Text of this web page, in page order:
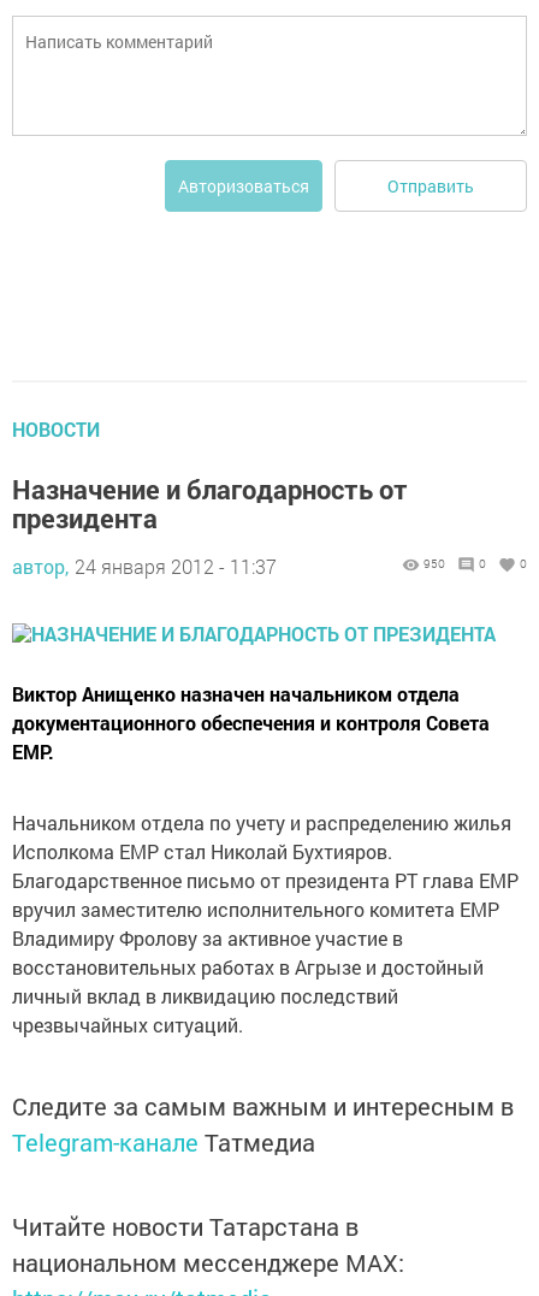
Авторизоваться Отправить
НОВОСТИ
Назначение и благодарность от
президента
автор, 24 января 2012 - 11:37 950 0 0
Виктор Анищенко назначен начальником отдела
документационного обеспечения и контроля Совета
ЕМР.
Начальником отдела по учету и распределению жилья
Исполкома ЕМР стал Николай Бухтияров.
Благодарственное письмо от президента РТ глава ЕМР
вручил заместителю исполнительного комитета ЕМР
Владимиру Фролову за активное участие в
восстановительных работах в Агрызе и достойный
личный вклад в ликвидацию последствий
чрезвычайных ситуаций.
Следите за самым важным и интересным в
Telegram-канале Татмедиа
Читайте новости Татарстана в
национальном мессенджере MАХ: